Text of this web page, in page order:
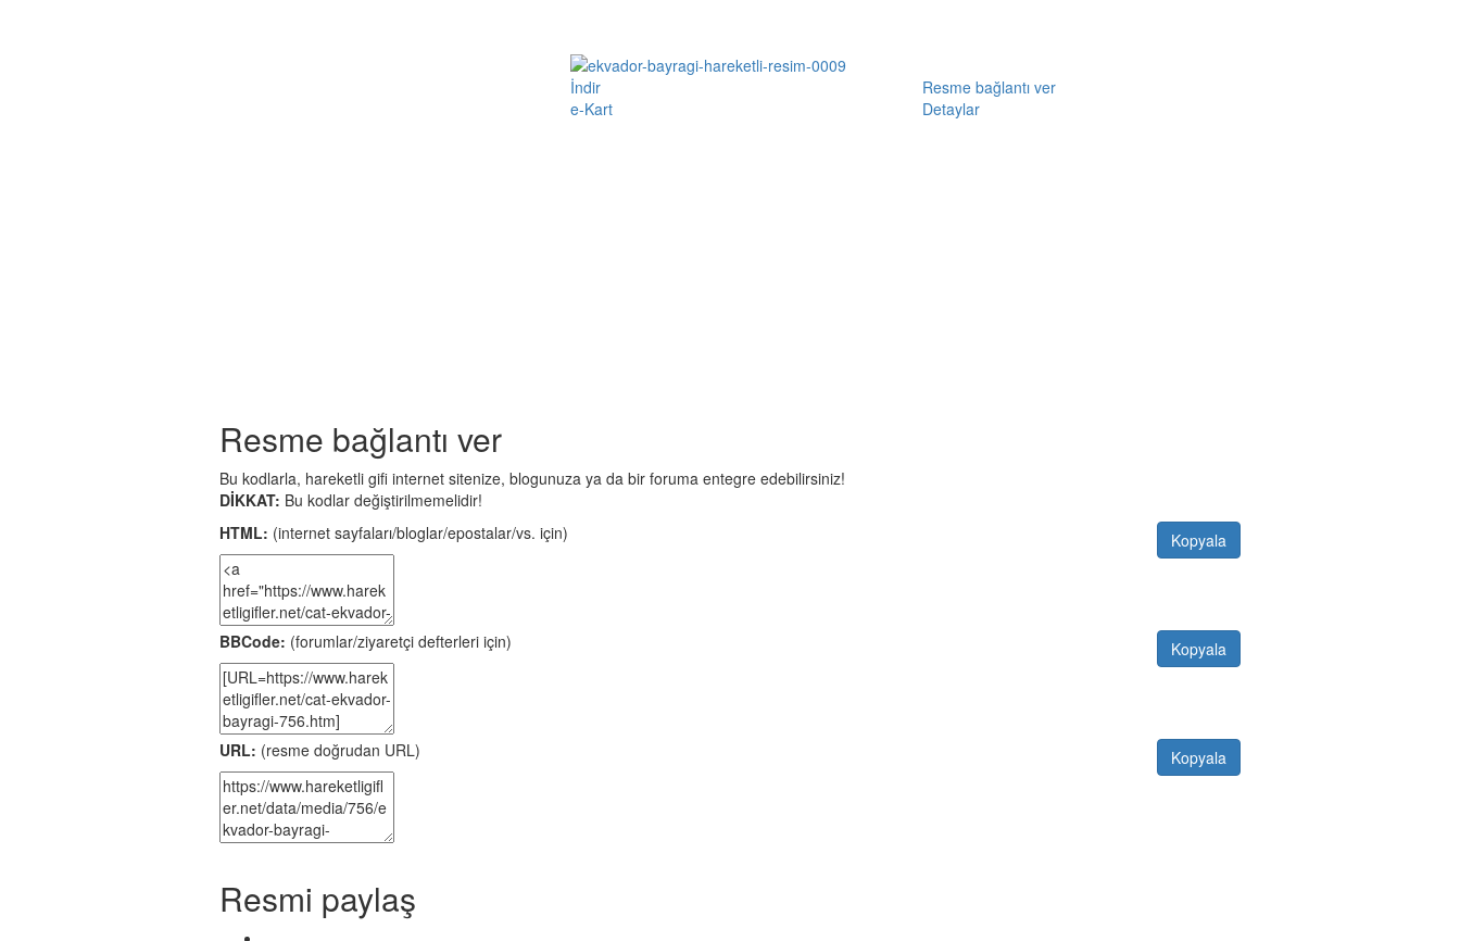
İndir
Resme bağlantı ver
e-Kart
Detaylar
Resme bağlantı ver
Bu kodlarla, hareketli gifi internet sitenize, blogunuza ya da bir foruma entegre edebilirsiniz!
DİKKAT: Bu kodlar değiştirilmemelidir!
HTML: (internet sayfaları/bloglar/epostalar/vs. için) Kopyala
BBCode: (forumlar/ziyaretçi defterleri için) Kopyala
URL: (resme doğrudan URL) Kopyala
Resmi paylaş